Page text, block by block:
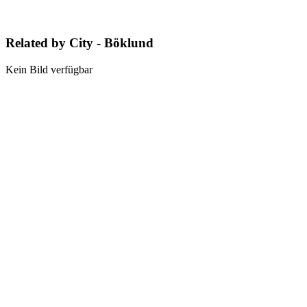
Related by City - Böklund
Kein Bild verfügbar